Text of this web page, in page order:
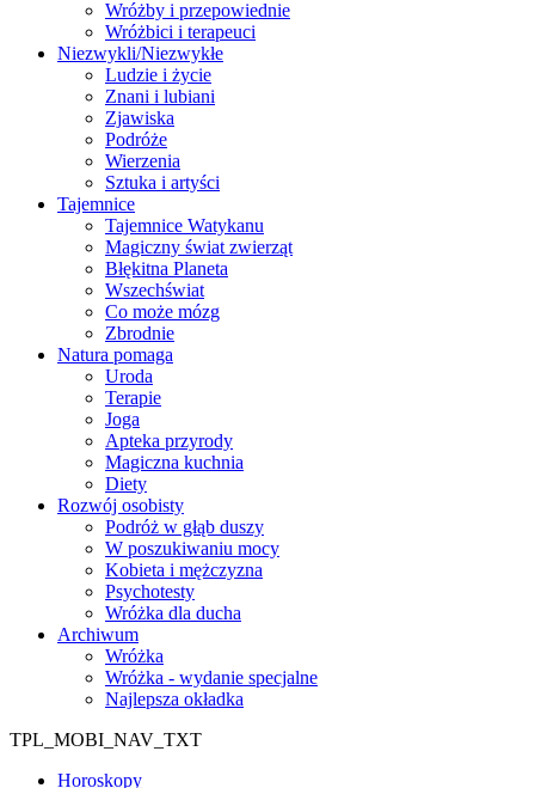
Wróżby i przepowiednie
Wróżbici i terapeuci
Niezwykli/Niezwykłe
Ludzie i życie
Znani i lubiani
Zjawiska
Podróże
Wierzenia
Sztuka i artyści
Tajemnice
Tajemnice Watykanu
Magiczny świat zwierząt
Błękitna Planeta
Wszechświat
Co może mózg
Zbrodnie
Natura pomaga
Uroda
Terapie
Joga
Apteka przyrody
Magiczna kuchnia
Diety
Rozwój osobisty
Podróż w głąb duszy
W poszukiwaniu mocy
Kobieta i mężczyzna
Psychotesty
Wróżka dla ducha
Archiwum
Wróżka
Wróżka - wydanie specjalne
Najlepsza okładka
TPL_MOBI_NAV_TXT
Horoskopy